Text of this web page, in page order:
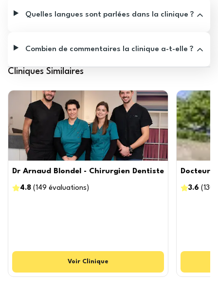
Quelles langues sont parlées dans la clinique ?
Combien de commentaires la clinique a-t-elle ?
Cliniques Similaires
Dr Arnaud Blondel - Chirurgien Dentiste
4.8 (149 évaluations )
Voir Clinique
Docteur
3.6 (130